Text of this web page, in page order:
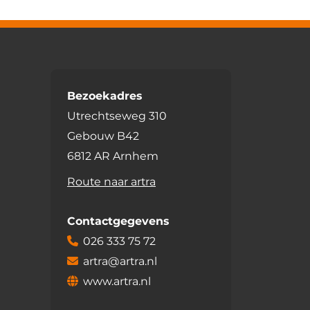
Bezoekadres
Utrechtseweg 310
Gebouw B42
6812 AR Arnhem
Route naar artra
Contactgegevens
026 333 75 72
artra@artra.nl
www.artra.nl